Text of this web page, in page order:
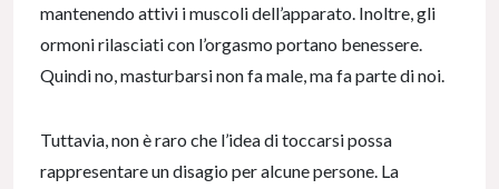
mantenendo attivi i muscoli dell’apparato. Inoltre, gli
ormoni rilasciati con l’orgasmo portano benessere.
Quindi no, masturbarsi non fa male, ma fa parte di noi.
Tuttavia, non è raro che l’idea di toccarsi possa
rappresentare un disagio per alcune persone. La